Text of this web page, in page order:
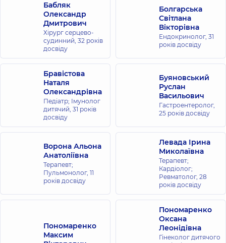
Бабляк
Олександр
Дмитрович
Хірург серцево-
судинний, 32 років
досвіду
Болгарська
Світлана
Вікторівна
Ендокринолог, 31
років досвіду
Бравістова
Наталя
Олександрівна
Педіатр; Імунолог
дитячий, 31 років
досвіду
Буяновський
Руслан
Васильович
Гастроентеролог,
25 років досвіду
Ворона Альона
Анатоліївна
Терапевт;
Пульмонолог, 11
років досвіду
Левада Ірина
Миколаївна
Терапевт;
Кардіолог;
Ревматолог, 28
років досвіду
Пономаренко
Максим
Пономаренко
Оксана
Леонідівна
Гінеколог дитячого